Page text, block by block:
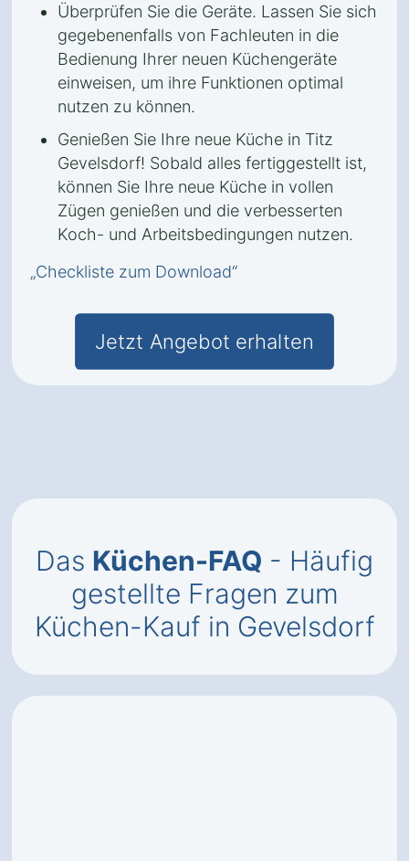
Überprüfen Sie die Geräte. Lassen Sie sich
gegebenenfalls von Fachleuten in die
Bedienung Ihrer neuen Küchengeräte
einweisen, um ihre Funktionen optimal
nutzen zu können.
Genießen Sie Ihre neue Küche in Titz
Gevelsdorf! Sobald alles fertiggestellt ist,
können Sie Ihre neue Küche in vollen
Zügen genießen und die verbesserten
Koch- und Arbeitsbedingungen nutzen.
„Checkliste zum Download“
Jetzt Angebot erhalten
Das Küchen-FAQ - Häufig
gestellte Fragen zum
Küchen-Kauf in Gevelsdorf